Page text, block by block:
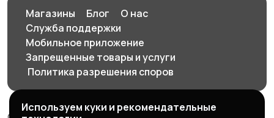
Магазины Блог
О нас
Служба поддержки
Мобильное приложение
Запрещенные товары и услуги
️ Политика разрешения споров
Используем куки и рекомендательные